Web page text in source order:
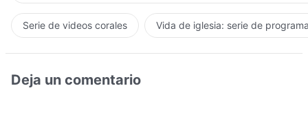
Serie de videos corales Vida de iglesia: serie de
Deja un comentario